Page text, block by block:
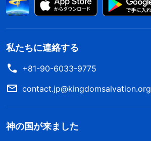
私たちに連絡する
+81-90-6033-9775
contact.jp@kingdomsalvation.org
神の国が来ました